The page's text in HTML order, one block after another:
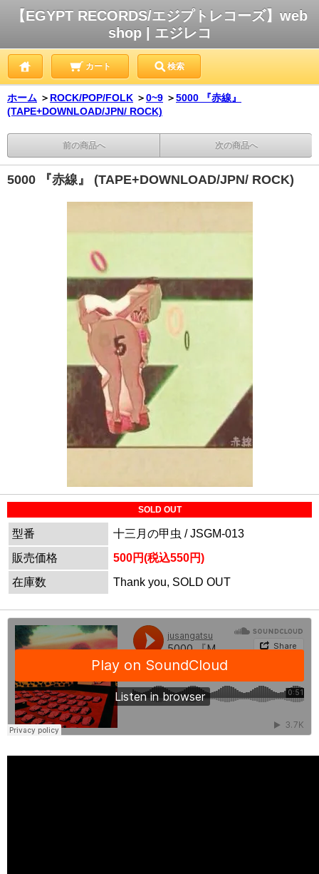
【EGYPT RECORDS/エジプトレコーズ】web
shop | エジレコ
カート 検索
ホーム ＞ ROCK/POP/FOLK ＞0~9 ＞5000 『赤線』
(TAPE+DOWNLOAD/JPN/ ROCK)
前の商品へ 次の商品へ
5000 『赤線』 (TAPE+DOWNLOAD/JPN/ ROCK)
SOLD OUT
型番
十三月の甲虫 / JSGM-013
販売価格
500円(税込550円)
在庫数
Thank you, SOLD OUT